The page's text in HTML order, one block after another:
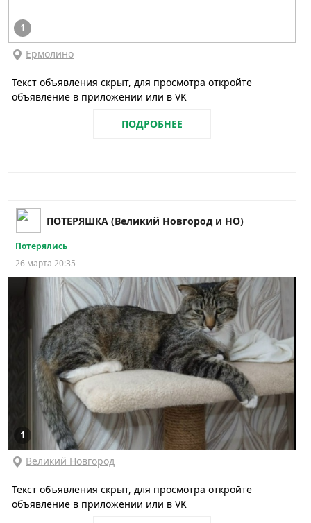
1
Ермолино
Текст объявления скрыт, для просмотра откройте
объявление в приложении или в VK
ПОДРОБНЕЕ
ПОТЕРЯШКА (Великий Новгород и НО)
Потерялись
26 марта 20:35
1
Великий Новгород
Текст объявления скрыт, для просмотра откройте
объявление в приложении или в VK